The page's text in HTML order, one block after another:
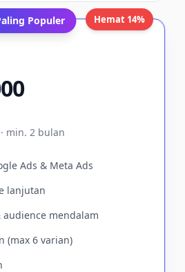
Populer Hemat 14%
min. 2 bulan
Ads & Meta Ads
lanjutan
audience mendalam
(max 6 varian)